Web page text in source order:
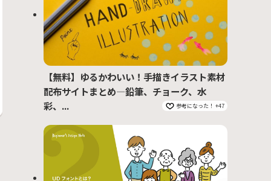
【無料】ゆるかわいい！手描きイラスト素材
配布サイトまとめ―鉛筆、チョーク、水
彩、...
参考になった！ +47